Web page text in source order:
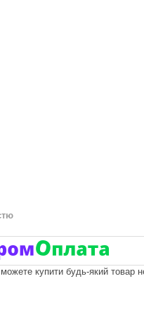
купити будь-який товар